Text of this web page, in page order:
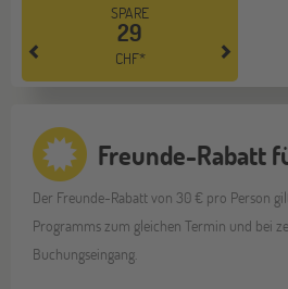
SPARE
29
CHF*
Freunde-Rabatt
Der Freunde-Rabatt von 30 € pro Person
Programms zum gleichen Termin und bei
Buchungseingang.